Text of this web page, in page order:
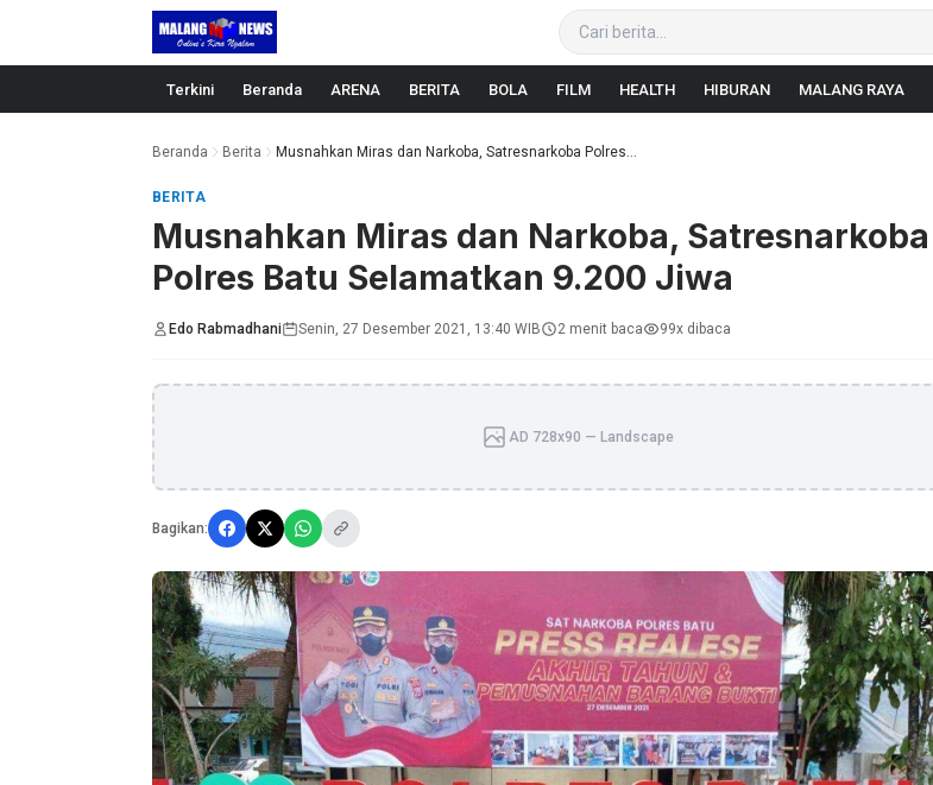
Langsung ke konten
Terkini Beranda ARENA BERITA BOLA FILM HEALTH HIBURAN MALANG RAYA
Beranda Berita Musnahkan Miras dan Narkoba, Satresnarkoba Polres...
BERITA
Musnahkan Miras dan Narkoba, Satresnarkoba
Polres Batu Selamatkan 9.200 Jiwa
Edo Rabmadhani Senin, 27 Desember 2021, 13:40 WIB 2 menit baca 99x dibaca
AD 728x90 — Landscape
Bagikan: